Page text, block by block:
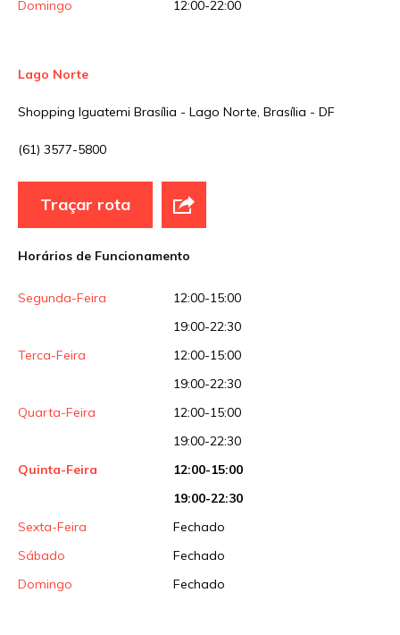
Domingo
12:00-22:00
Lago Norte
Shopping Iguatemi Brasília - Lago Norte, Brasília - DF
(61) 3577-5800
Traçar rota
Horários de Funcionamento
Segunda-Feira
12:00-15:00
19:00-22:30
Terca-Feira
12:00-15:00
19:00-22:30
Quarta-Feira
12:00-15:00
19:00-22:30
Quinta-Feira
12:00-15:00
19:00-22:30
Sexta-Feira
Fechado
Sábado
Fechado
Domingo
Fechado